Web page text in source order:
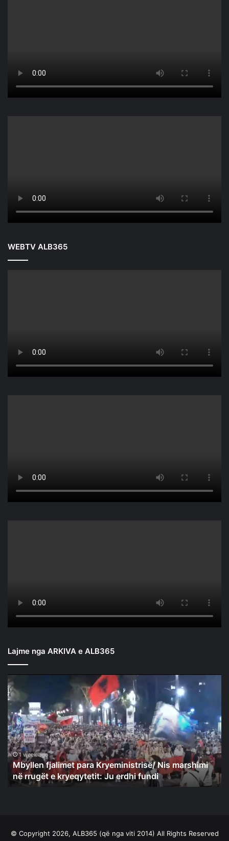
WEBTV ALB365
Lajme nga ARKIVA e ALB365
Mbyllen
fjalimet
para
Kryeministrisë/
Nis
marshimi
në
rrugët
kryeqytetit:
1 week ago
Mbyllen fjalimet para Kryeministrisë/ Nis marshimi
në rrugët e kryeqytetit: Ju erdhi fundi
© Copyright 2026, ALB365 (që nga viti 2014) All Rights Reserved